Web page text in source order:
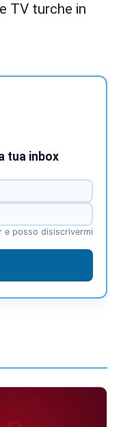
TV turche in
tua inbox
e posso disiscrivermi